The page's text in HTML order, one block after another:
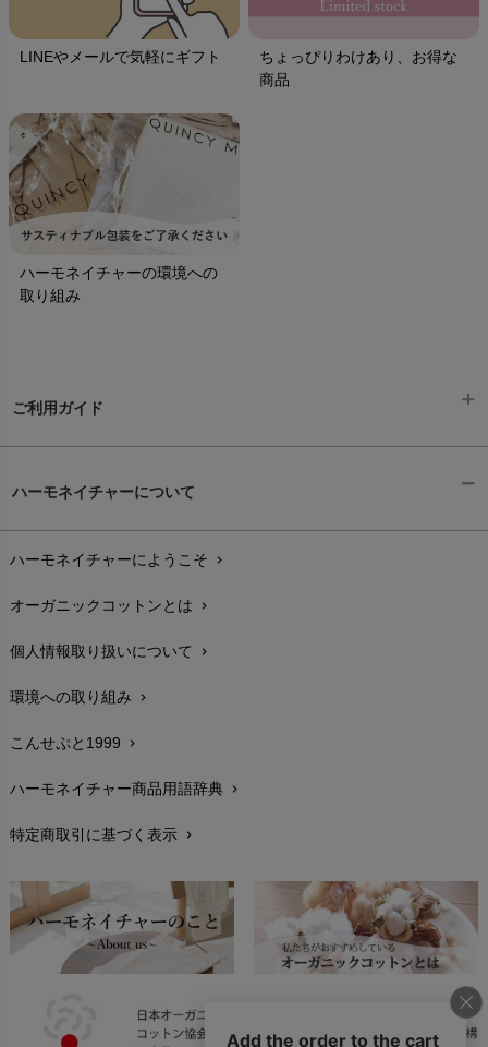
LINEやメールで気軽にギフト
ちょっぴりわけあり、お得な
商品
ハーモネイチャーの環境への
取り組み
ご利用ガイド
配送と送料chevron_right
在庫状況と発送予定chevron_right
サイズ・寸法chevron_right
生地・素材chevron_right
お手入れについて
レビューを書こうchevron_right
返品交換chevron_right
FAXでのご注文
お問い合わせchevron_right
ハーモネイチャーについて
ハーモネイチャーにようこそ chevron_right
オーガニックコットンとは chevron_right
個人情報取り扱いについて chevron_right
環境への取り組み chevron_right
こんせぷと1999 chevron_right
ハーモネイチャー商品用語辞典 chevron_right
特定商取引に基づく表示 chevron_right